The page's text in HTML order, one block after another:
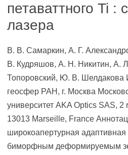
петаваттного Ti :
лазера
В. В. Самаркин, А. Г.
В. Кудряшов, А. Н. Никитин, А.
Топоровский, Ю. В. Шелдакова
геосфер РАН, г. Москва
университет AKA Optics SAS, 2
13013 Marseille, France
широкоапертурная адаптивная
биморфным деформируемым